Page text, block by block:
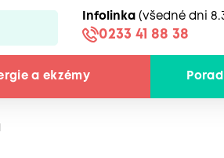
Infolinka (všedné dni
0233 41 88 38
a ekzémy